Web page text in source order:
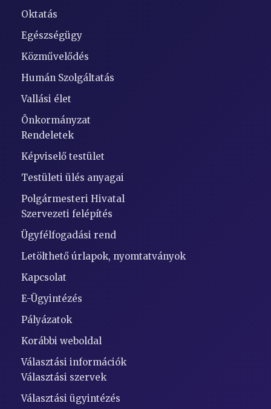
Oktatás
Egészségügy
Közművelődés
Humán Szolgáltatás
Vallási élet
Önkormányzat
Rendeletek
Képviselő testület
Testületi ülés anyagai
Polgármesteri Hivatal
Szervezeti felépítés
Ügyfélfogadási rend
Letölthető úrlapok, nyomtatványok
Kapcsolat
E-Ügyintézés
Pályázatok
Korábbi weboldal
Választási információk
Választási szervek
Választási ügyintézés